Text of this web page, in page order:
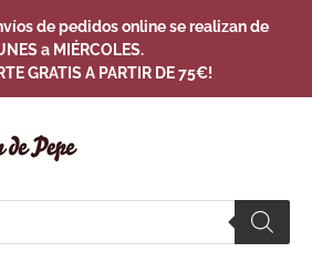
de pedidos online se realizan de
a MIÉRCOLES.
GRATIS A PARTIR DE 75€!